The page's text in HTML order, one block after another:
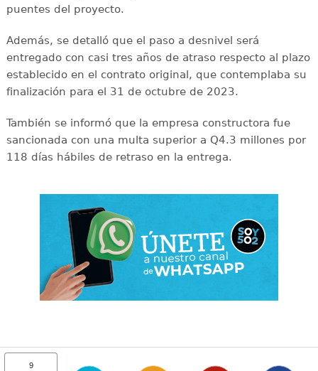
puentes del proyecto.
Además, se detalló que el paso a desnivel será
entregado con casi tres años de atraso respecto al plazo
establecido en el contrato original, que contemplaba su
finalización para el 31 de octubre de 2023.
También se informó que la empresa constructora fue
sancionada con una multa superior a Q4.3 millones por
118 días hábiles de retraso en la entrega.
9